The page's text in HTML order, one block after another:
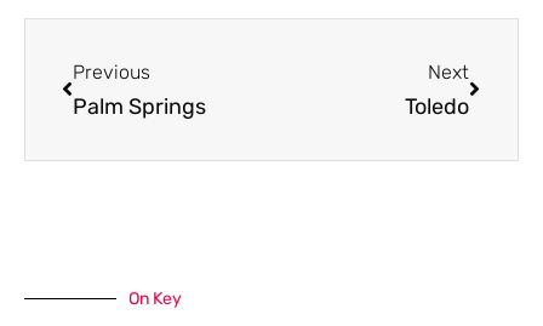
Previous
Palm Springs
Next
Toledo
On Key